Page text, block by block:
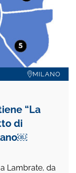
MILANO
“La
di
Lambrate, da